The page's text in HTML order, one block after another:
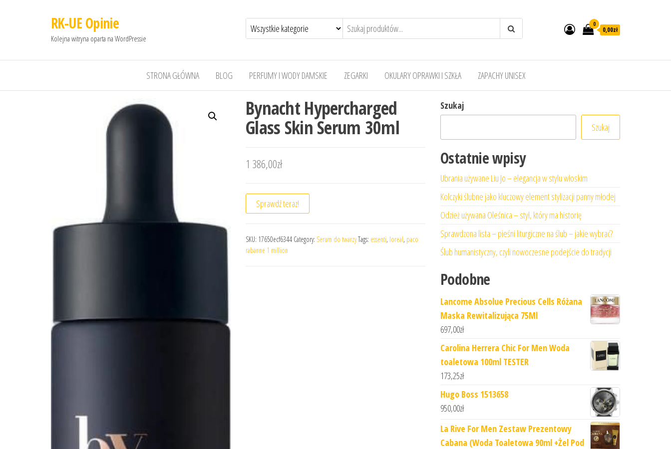
RK-UE Opinie
Kolejna witryna oparta na WordPressie
0
0,00zł
STRONA GŁÓWNA BLOG PERFUMY I WODY DAMSKIE ZEGARKI OKULARY OPRAWKI I SZKŁA ZAPACHY UNISEX
Bynacht Hypercharged
Glass Skin Serum 30ml
1 386,00zł
Sprawdź teraz!
SKU: 17650ecf6344 Category: Serum do twarzyTags: essenti, loreal, paco
rabanne 1 million
Szukaj
Szukaj
Ostatnie wpisy
Ubrania używane Liu Jo – elegancja w stylu włoskim
Kolczyki ślubne jako kluczowy element stylizacji panny młodej
Odzież używana Oleśnica – styl, który ma historię
Sprawdzona lista – pieśni liturgiczne na ślub – jakie wybrać?
Ślub humanistyczny, czyli nowoczesne podejście do tradycji
Podobne
Lancome Absolue Precious Cells Różana
Maska Rewitalizująca 75Ml
697,00zł
Carolina Herrera Chic For Men Woda
toaletowa 100ml TESTER
173,25zł
Hugo Boss 1513658
950,00zł
La Rive For Men Zestaw Prezentowy
Cabana (Woda Toaletowa 90ml +Żel Pod